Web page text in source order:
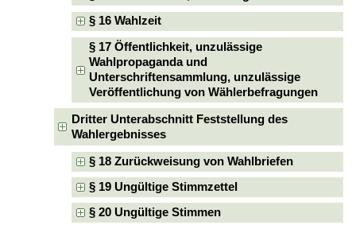
§ 16 Wahlzeit
§ 17 Öffentlichkeit, unzulässige
Wahlpropaganda und
Unterschriftensammlung, unzulässige
Veröffentlichung von Wählerbefragungen
Dritter Unterabschnitt Feststellung des
Wahlergebnisses
§ 18 Zurückweisung von Wahlbriefen
§ 19 Ungültige Stimmzettel
§ 20 Ungültige Stimmen